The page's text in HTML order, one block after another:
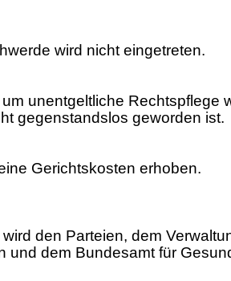
wird nicht eingetreten.
unentgeltliche Rechtspflege
gegenstandslos geworden ist.
Gerichtskosten erhoben.
den Parteien, dem
und dem Bundesamt für